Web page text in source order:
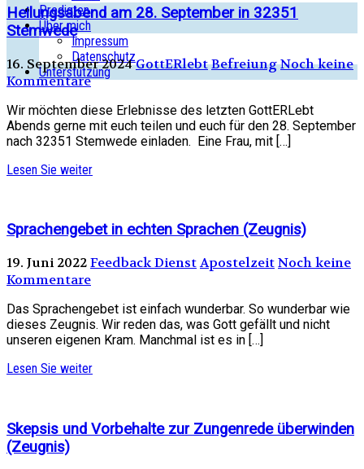
Predigten
Über mich
Impressum
Datenschutz
Unterstützung
Heilungsabend am 28. September in 32351
Stemwede
16. September 2024GottERlebtBefreiungNoch keine
Kommentare
Wir möchten diese Erlebnisse des letzten GottERLebt
Abends gerne mit euch teilen und euch für den 28. September
nach 32351 Stemwede einladen. Eine Frau, mit […]
Lesen Sie weiter
Sprachengebet in echten Sprachen (Zeugnis)
19. Juni 2022Feedback DienstApostelzeitNoch keine
Kommentare
Das Sprachengebet ist einfach wunderbar. So wunderbar wie
dieses Zeugnis. Wir reden das, was Gott gefällt und nicht
unseren eigenen Kram. Manchmal ist es in […]
Lesen Sie weiter
Skepsis und Vorbehalte zur Zungenrede überwinden
(Zeugnis)